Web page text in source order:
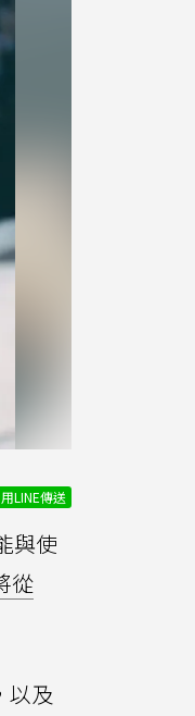
用LINE傳送
與使
從
以及